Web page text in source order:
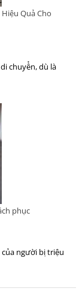
Quả Cho
chuyển, dù là
phục
của người bị triệu